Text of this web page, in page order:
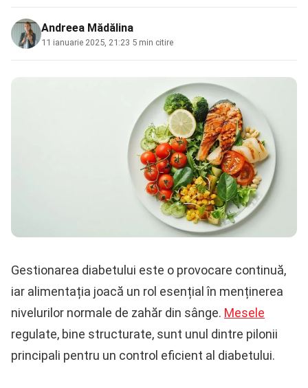
Andreea Mădălina
11 ianuarie 2025, 21:23 5 min citire
Gestionarea diabetului este o provocare continuă,
iar alimentația joacă un rol esențial în menținerea
nivelurilor normale de zahăr din sânge. Mesele
regulate, bine structurate, sunt unul dintre pilonii
principali pentru un control eficient al diabetului.